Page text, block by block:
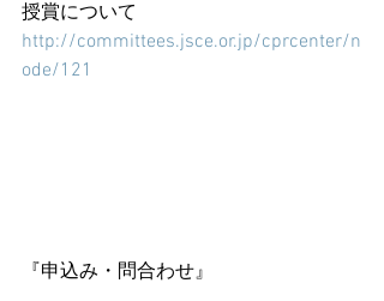
授賞について
http://committees.jsce.or.jp/cprcenter/n
ode/121
『申込み・問合わせ』